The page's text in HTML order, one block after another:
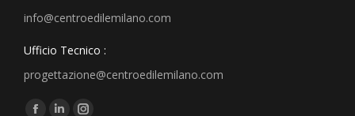
info@centroedilemilano.com
Ufficio Tecnico :
progettazione@centroedilemilano.com
Find us on: